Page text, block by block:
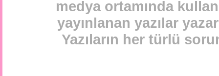
medya ortamında
yayınlanan yazılar
Yazıların her türlü